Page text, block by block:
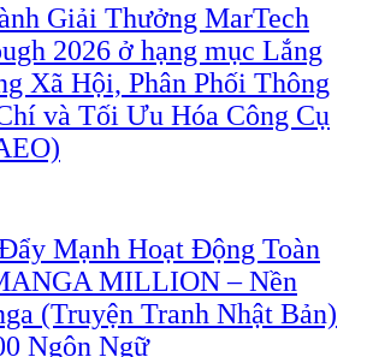
Giải Thưởng MarTech
2026 ở hạng mục Lắng
Xã Hội, Phân Phối Thông
và Tối Ưu Hóa Công Cụ
Mạnh Hoạt Động Toàn
MILLION – Nền
(Truyện Tranh Nhật Bản)
Ngôn Ngữ